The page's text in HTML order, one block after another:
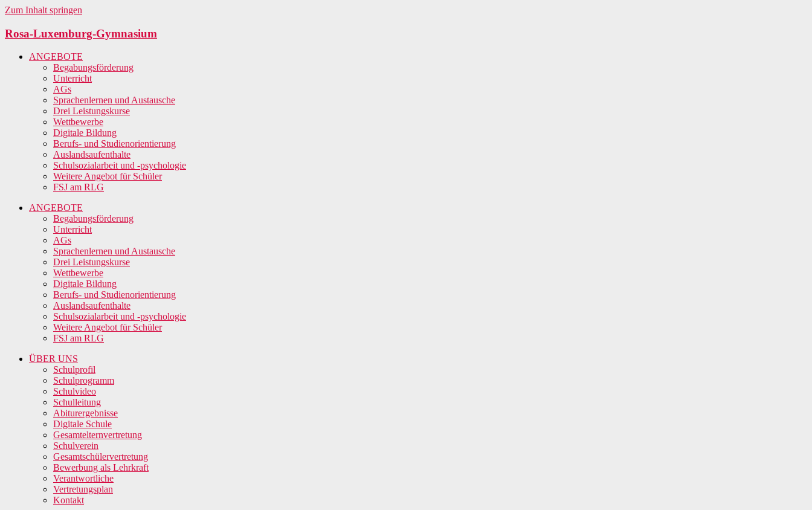
Zum Inhalt springen
Rosa-Luxemburg-Gymnasium
ANGEBOTE
Begabungsförderung
Unterricht
AGs
Sprachenlernen und Austausche
Drei Leistungskurse
Wettbewerbe
Digitale Bildung
Berufs- und Studienorientierung
Auslandsaufenthalte
Schulsozialarbeit und -psychologie
Weitere Angebot für Schüler
FSJ am RLG
ANGEBOTE
Begabungsförderung
Unterricht
AGs
Sprachenlernen und Austausche
Drei Leistungskurse
Wettbewerbe
Digitale Bildung
Berufs- und Studienorientierung
Auslandsaufenthalte
Schulsozialarbeit und -psychologie
Weitere Angebot für Schüler
FSJ am RLG
ÜBER UNS
Schulprofil
Schulprogramm
Schulvideo
Schulleitung
Abiturergebnisse
Digitale Schule
Gesamtelternvertretung
Schulverein
Gesamtschülervertretung
Bewerbung als Lehrkraft
Verantwortliche
Vertretungsplan
Kontakt